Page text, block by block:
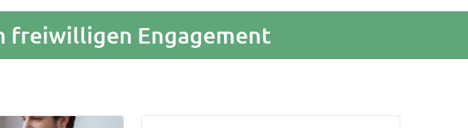
freiwilligen Engagement